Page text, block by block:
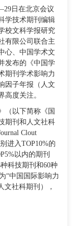
日在北京会议
学技术期刊编辑
校文科学报研究
有限公司联合主
心、中国学术文
发布的《中国学
期刊学术影响力
因子年报（人文
高度关注。
（以下简称《国
期刊和人文社科
Clout
进入TOP10%的
以内的期刊
科技期刊和60种
“中国国际影响力
文社科期刊），